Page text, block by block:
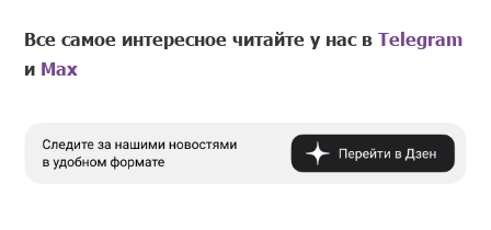
Все самое интересное читайте у нас вTelegram
и Mах